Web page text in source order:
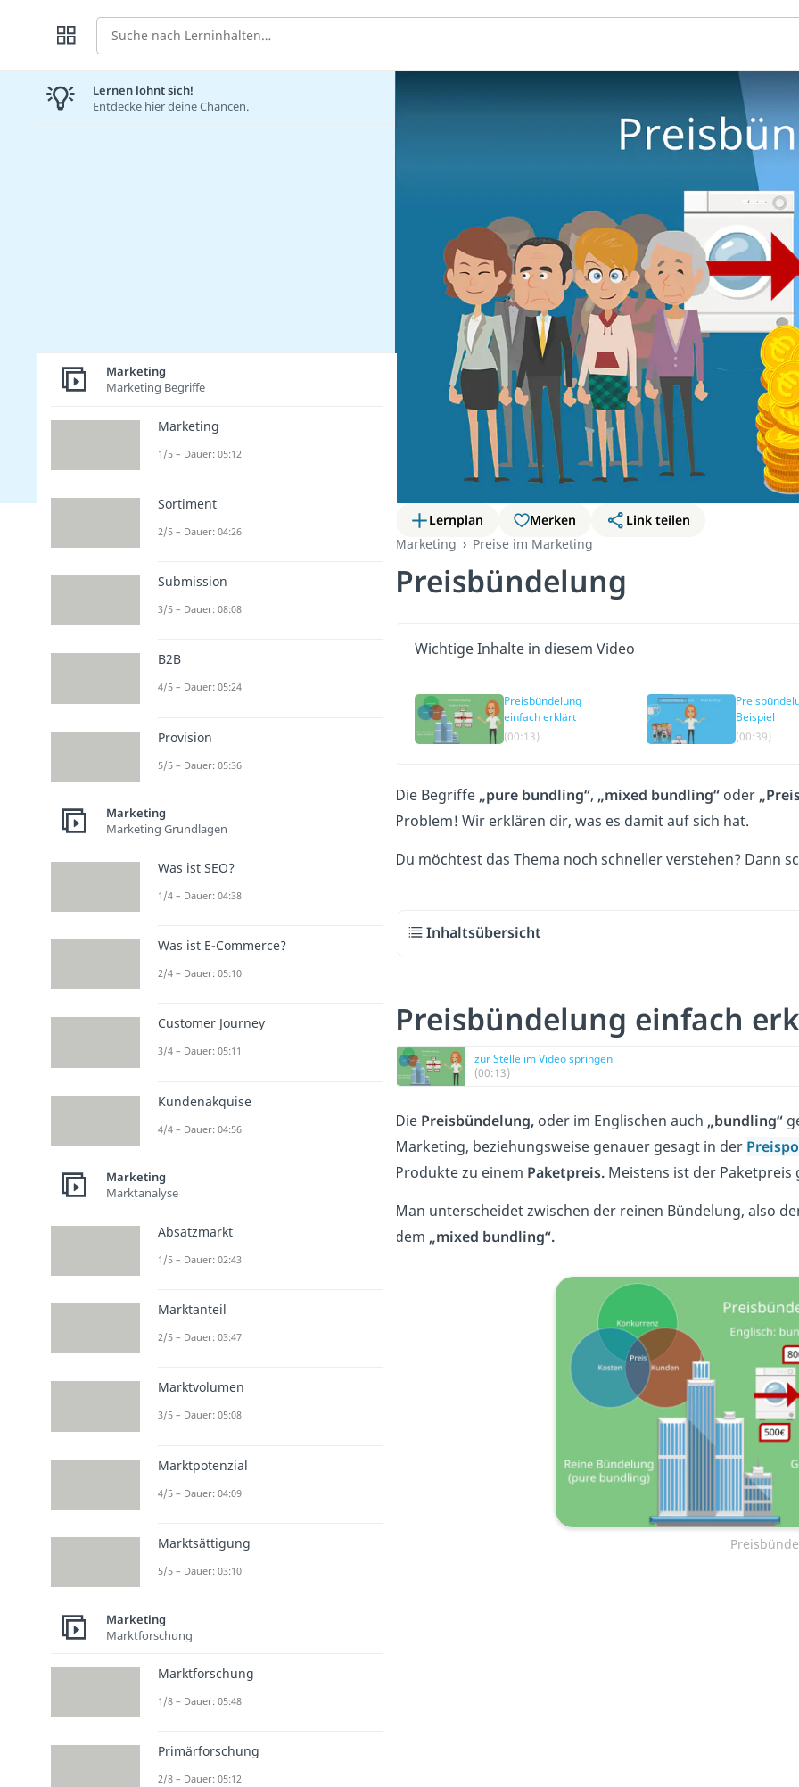
Suche
Lernplan Merken
Link teilen
Marketing
Preise im Marketing
Preisbündelung
Wichtige Inhalte in diesem Video
Preisbündelung
einfach erklärt
(00:13)
Beispiel
(00:39)
Die Begriffe „pure bundling“, „mixed bundling“oder
Problem! Wir erklären dir, was es damit auf sich hat.
Du möchtest das Thema noch schneller verstehen? Dann
Inhaltsübersicht
Preisbündelung einfach
zur Stelle im Video springen
(00:13)
Die Preisbündelung,oder im Englischen auch „bundling“
Marketing, beziehungsweise genauer gesagt in der
Produkte zu einem Paketpreis.Meistens ist der Paketpreis
Man unterscheidet zwischen der reinen Bündelung, also
dem „mixed bundling“.
Lernen lohnt sich!
Entdecke hier deine Chancen.
Marketing
Marketing Begriffe
Marketing
1/5 – Dauer: 05:12
Sortiment
2/5 – Dauer: 04:26
Submission
3/5 – Dauer: 08:08
B2B
4/5 – Dauer: 05:24
Provision
5/5 – Dauer: 05:36
Marketing
Marketing Grundlagen
Was ist SEO?
1/4 – Dauer: 04:38
Was ist E-Commerce?
2/4 – Dauer: 05:10
Customer Journey
3/4 – Dauer: 05:11
Kundenakquise
4/4 – Dauer: 04:56
Marketing
Marktanalyse
Absatzmarkt
1/5 – Dauer: 02:43
Marktanteil
2/5 – Dauer: 03:47
Marktvolumen
3/5 – Dauer: 05:08
Marktpotenzial
4/5 – Dauer: 04:09
Marktsättigung
5/5 – Dauer: 03:10
Marketing
Marktforschung
Marktforschung
1/8 – Dauer: 05:48
Primärforschung
2/8 – Dauer: 05:12